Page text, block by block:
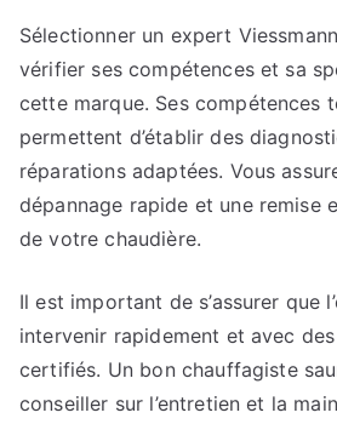
Sélectionner un expert
vérifier ses compétences et sa
cette marque. Ses compétences
permettent d’établir des
réparations adaptées. Vous
dépannage rapide et une remise
de votre chaudière.
Il est important de s’assurer que
intervenir rapidement et avec
certifiés. Un bon chauffagiste
conseiller sur l’entretien et la